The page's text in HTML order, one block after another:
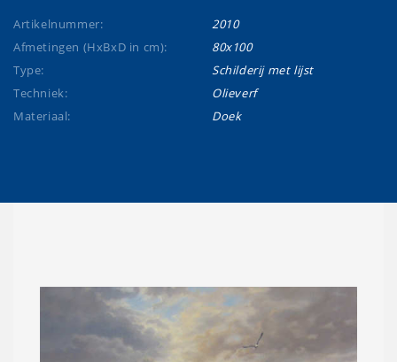
Artikelnummer:
2010
Afmetingen (HxBxD in cm):
80x100
Type:
Schilderij met lijst
Techniek:
Olieverf
Materiaal:
Doek